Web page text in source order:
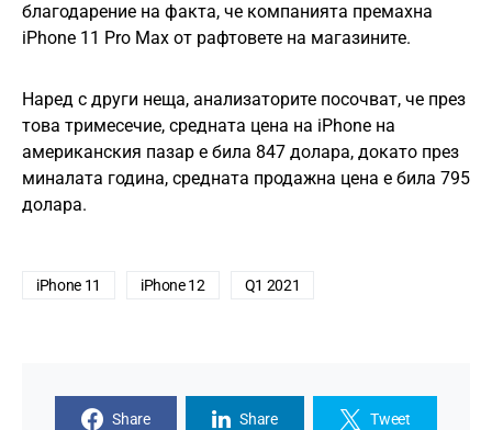
благодарение на факта, че компанията премахна
iPhone 11 Pro Max от рафтовете на магазините.
Наред с други неща, анализаторите посочват, че през
това тримесечие, средната цена на iPhone на
американския пазар е била 847 долара, докато през
миналата година, средната продажна цена e била 795
долара.
iPhone 11 iPhone 12 Q1 2021
Share Share Tweet